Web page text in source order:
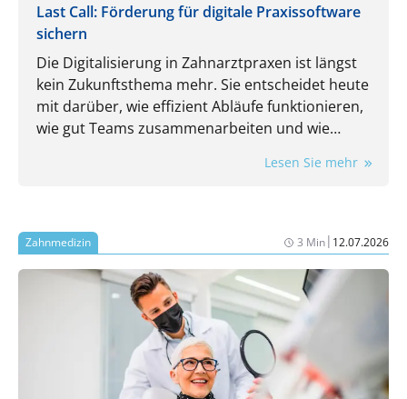
Last Call: Förderung für digitale Praxissoftware
sichern
Die Digitalisierung in Zahnarztpraxen ist längst
kein Zukunftsthema mehr. Sie entscheidet heute
mit darüber, wie effizient Abläufe funktionieren,
wie gut Teams zusammenarbeiten und wie
Lesen Sie mehr
Zahnmedizin 3 Min| 12.07.2026